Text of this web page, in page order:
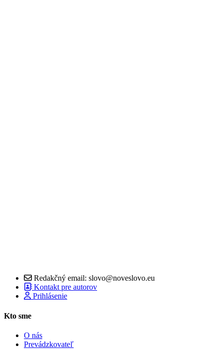
Redakčný email: slovo@noveslovo.eu
Kontakt pre autorov
Prihlásenie
Kto sme
O nás
Prevádzkovateľ